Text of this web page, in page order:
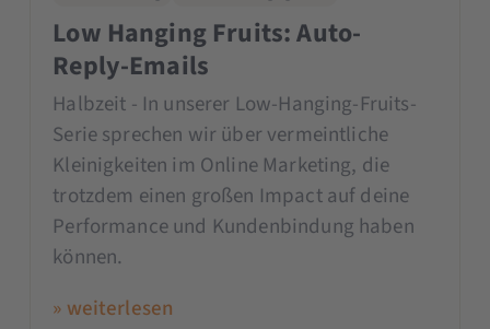
Low Hanging Fruits: Auto-
Reply-Emails
Halbzeit - In unserer Low-Hanging-Fruits-
Serie sprechen wir über vermeintliche
Kleinigkeiten im Online Marketing, die
trotzdem einen großen Impact auf deine
Performance und Kundenbindung haben
können.
» weiterlesen